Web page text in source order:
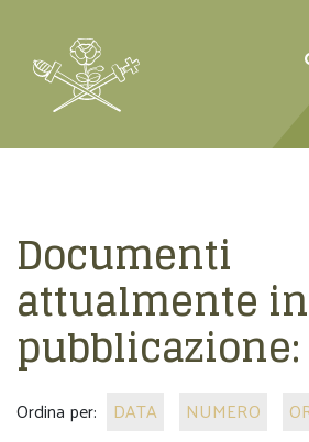
Documenti
attualmente in
pubblicazione:
Ordina per: DATA NUMERO